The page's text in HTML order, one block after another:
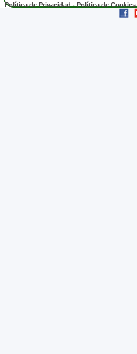
Política de Privacidad - Política de Cookies